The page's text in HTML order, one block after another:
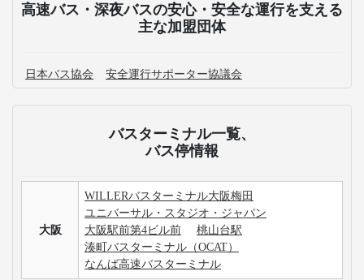
高速バス・深夜バスの安心・安全な運行を支える
主な加盟団体
日本バス協会 安全運行サポーター協議会
バスターミナル一覧、
バス停情報
大阪
WILLERバスターミナル大阪梅田
ユニバーサル・スタジオ・ジャパン
大阪駅前第4ビル前
桃山台駅
湊町バスターミナル（OCAT）
なんば高速バスターミナル